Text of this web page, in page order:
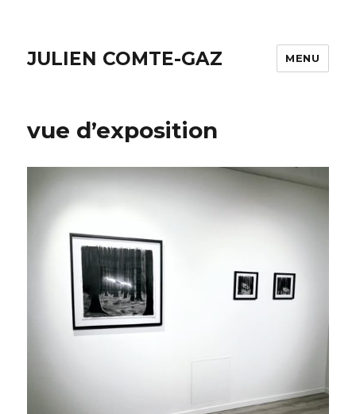
JULIEN COMTE-GAZ MENU
vue d’exposition